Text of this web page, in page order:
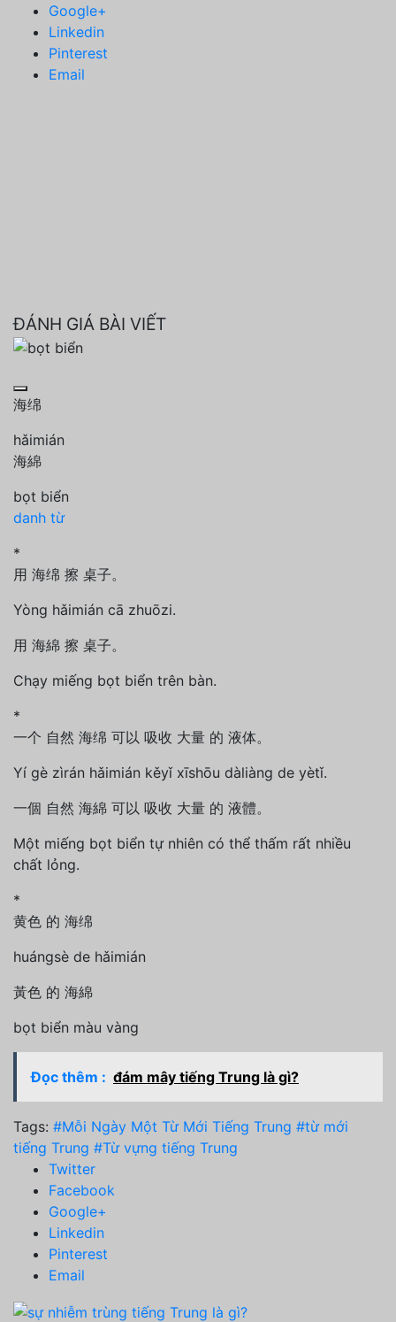
Google+
Linkedin
Pinterest
Email
ĐÁNH GIÁ BÀI VIẾT
海绵
hǎimián
海綿
bọt biển
danh từ
*
用 海绵 擦 桌子。
Yòng hǎimián cā zhuōzi.
用 海綿 擦 桌子。
Chạy miếng bọt biển trên bàn.
*
一个 自然 海绵 可以 吸收 大量 的 液体。
Yí gè zìrán hǎimián kěyǐ xīshōu dàliàng de yètǐ.
一個 自然 海綿 可以 吸收 大量 的 液體。
Một miếng bọt biển tự nhiên có thể thấm rất nhiều
chất lỏng.
*
黄色 的 海绵
huángsè de hǎimián
黃色 的 海綿
bọt biển màu vàng
Đọc thêm : đám mây tiếng Trung là gì?
Tags: #Mỗi Ngày Một Từ Mới Tiếng Trung #từ mới
tiếng Trung #Từ vựng tiếng Trung
Twitter
Facebook
Google+
Linkedin
Pinterest
Email